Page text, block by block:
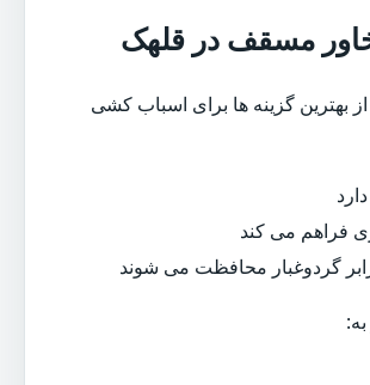
مسقف در قلهک
بهترین گزینه ها برای اسباب کشی
فراهم می کند
گردوغبار محافظت می شوند